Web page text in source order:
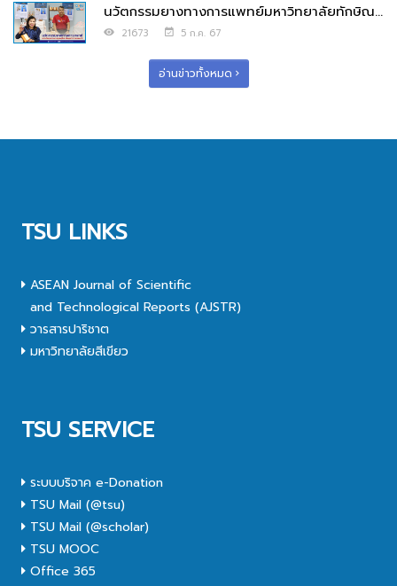
นวัตกรรมยางทางการแพทย์มหาวิทยาลัยทักษิณ...
21673 5 ก.ค. 67
อ่านข่าวทั้งหมด
TSU LINKS
ASEAN Journal of Scientific
and Technological Reports (AJSTR)
วารสารปาริชาต
มหาวิทยาลัยสีเขียว
TSU SERVICE
ระบบบริจาค e-Donation
TSU Mail (@tsu)
TSU Mail (@scholar)
TSU MOOC
Office 365